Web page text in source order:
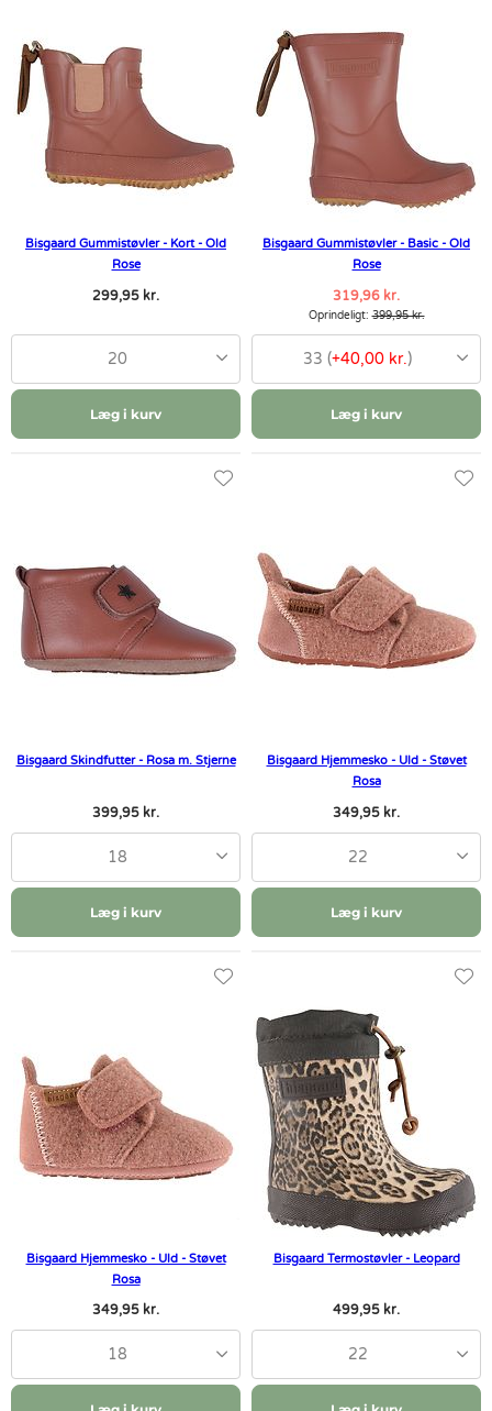
Bisgaard Gummistøvler - Kort - Old
Rose
299,95 kr.
20
Læg i kurv
Bisgaard Gummistøvler - Basic - Old
Rose
319,96 kr.
Oprindeligt:399,95 kr.
33 (+40,00 kr.)
Læg i kurv
Bisgaard Skindfutter - Rosa m. Stjerne
399,95 kr.
18
Læg i kurv
Bisgaard Hjemmesko - Uld - Støvet
Rosa
349,95 kr.
22
Læg i kurv
Bisgaard Hjemmesko - Uld - Støvet
Rosa
349,95 kr.
18
Bisgaard Termostøvler - Leopard
499,95 kr.
22